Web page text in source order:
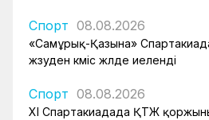
Спорт 08.08.2026
«Самұрық-Қазына»
жүзуден күміс жүлде иеленді
Спорт 08.08.2026
XI Спартакиадада ҚТЖ